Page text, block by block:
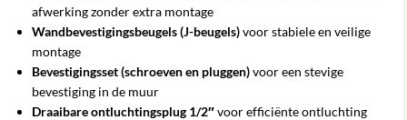
afwerking zonder extra montage
Wandbevestigingsbeugels (J-beugels)voor stabiele en veilige
montage
Bevestigingsset (schroeven en pluggen)voor een stevige
bevestiging in de muur
Draaibare ontluchtingsplug 1/2″voor efficiënte ontluchting